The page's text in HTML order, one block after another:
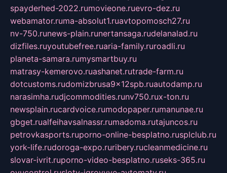
spayderhed-2022.rumovieone.ruevro-dez.ru
webamator.ruma-absolut1.ruavtopomosch27.ru
nv-750.runews-plain.runertansaga.rudelanalad.ru
dizfiles.ruyoutubefree.ruaria-family.ruroadli.ru
planeta-samara.rumysmartbuy.ru
matrasy-kemerovo.ruashanet.rutrade-farm.ru
dotcustoms.rudomizbrusa9x12spb.ruautodamp.ru
narasimha.rudjcommodities.runv750.rux-ton.ru
newsplain.rucardvoice.rumodopaper.rumanunae.ru
gbget.rualfeihavsalnassr.rumadoma.rutajuncos.ru
petrovkasports.ruporno-online-besplatno.rusplclub.ru
york-life.rudoroga-expo.ruribery.rucleanmedicine.ru
slovar-ivrit.ruporno-video-besplatno.ruseks-365.ru